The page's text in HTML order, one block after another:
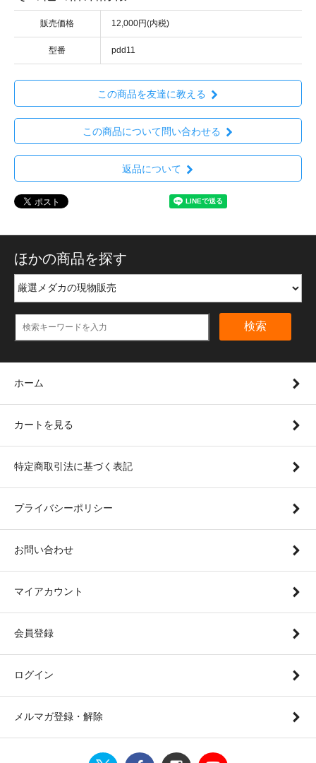
販売価格 12,000円(内税)
型番 pdd11
この商品を友達に教える
この商品について問い合わせる
返品について
ほかの商品を探す
検索
ホーム
カートを見る
特定商取引法に基づく表記
プライバシーポリシー
お問い合わせ
マイアカウント
会員登録
ログイン
メルマガ登録・解除